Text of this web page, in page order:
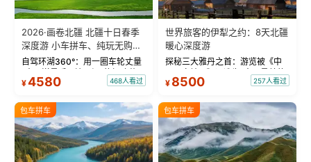
2026·画卷北疆 北疆十日春季
深度游 小车拼车、纯玩无购
物！
自驾环湖360°：用一圈车轮丈量
“大西洋最后一滴眼泪”的极致蔚
蓝。 赛湖旅拍：甄选多款风格服
绝美瞬间。 赛湖坦克300跟车视
频：专业摄影师...
¥4580 468人看过
世界旅客的伊犁之约：8天北疆
暖心深度游
探秘三大雅丹之首：游览被《中
国国家地理》评选为“中国最美的
三大雅丹”第一名的克拉玛依魔鬼
瓦人最大村落——禾木村，欣赏
晨雾与小木...
¥ 8500 257人看过
包车拼车 包车拼车